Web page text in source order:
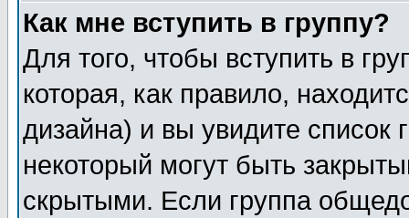
Как мне вступить в группу?
Для того, чтобы вступить в
которая, как правило,
дизайна) и вы увидите список
некоторый могут быть
скрытыми. Если группа